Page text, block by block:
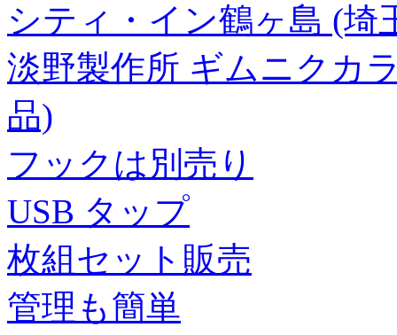
シティ・イン鶴ヶ島 (埼
淡野製作所 ギムニクカ
品)
フックは別売り
USB タップ
枚組セット販売
管理も簡単